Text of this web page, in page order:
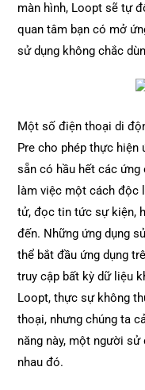
màn hình, Loopt sẽ tự
quan tâm bạn có mở
sử dụng không chắc
Một số điện thoại di
Pre cho phép thực hiện
sẵn có hầu hết các
làm việc một cách độc
tử, đọc tin tức sự kiện,
đến. Những ứng dụng
thể bắt đầu ứng dụng
truy cập bất kỳ dữ liệu
Loopt, thực sự không
thoại, nhưng chúng ta
năng này, một người
nhau đó.